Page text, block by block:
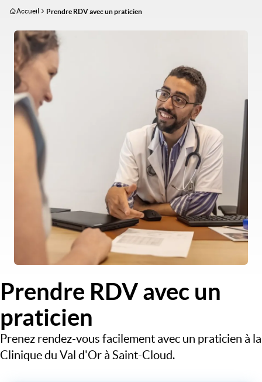
Aller
contenu
principal
Accueil Prendre RDV avec un praticien
Image
Prendre RDV avec un
praticien
Prenez rendez-vous facilement avec un praticien à la
Clinique du Val d'Or à Saint-Cloud.